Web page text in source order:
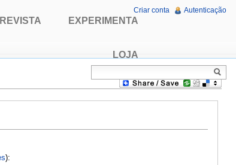
):
REVISTA EXPERIMENTA
LOJA
Criar conta Autenticação